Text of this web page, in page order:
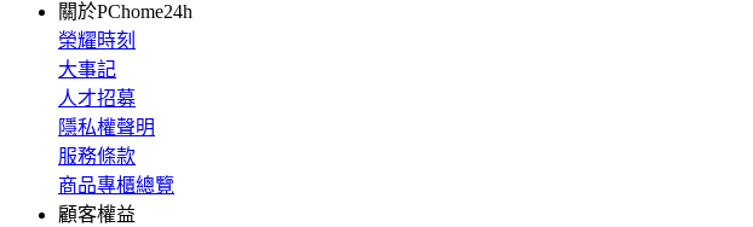
關於PChome24h
榮耀時刻
大事記
人才招募
隱私權聲明
服務條款
商品專櫃總覽
顧客權益